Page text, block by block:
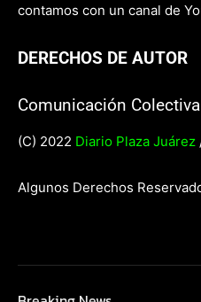
contamos con un canal de
DERECHOS DE AUTOR
Comunicación
(C) 2022 Diario Plaza Juárez
Algunos Derechos